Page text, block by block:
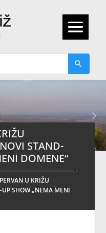
STAND-
DOMENE“
U KRIŽU
UP SHOW „NEMA MENI